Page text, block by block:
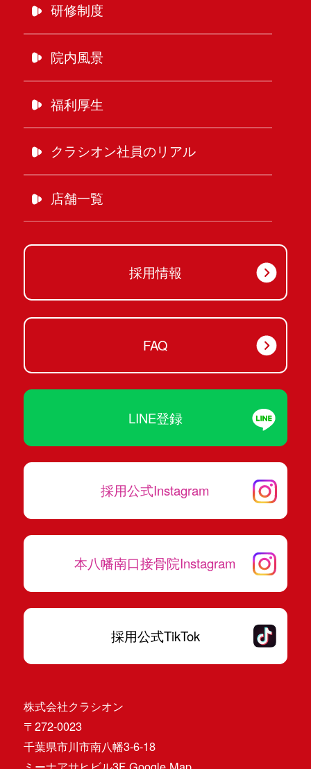
研修制度
院内風景
福利厚生
クラシオン社員のリアル
店舗一覧
採用情報
FAQ
LINE登録
採用公式Instagram
本八幡南口接骨院Instagram
採用公式TikTok
株式会社クラシオン
〒272-0023
千葉県市川市南八幡3-6-18